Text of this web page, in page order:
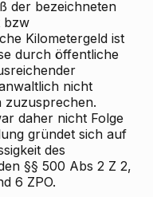
der bezeichneten
bzw
Kilometergeld ist
durch öffentliche
nicht
zuzusprechen.
daher nicht Folge
gründet sich auf
des
§§ 500 Abs 2 Z 2,
6 ZPO.